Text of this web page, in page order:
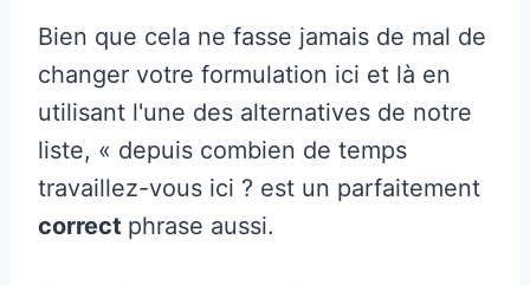
Bien que cela ne fasse jamais de mal de
changer votre formulation ici et là en
utilisant l'une des alternatives de notre
liste, « depuis combien de temps
travaillez-vous ici ? est un parfaitement
correct phrase aussi.